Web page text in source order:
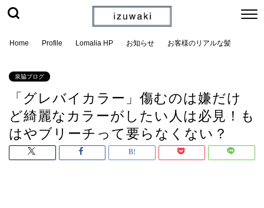
Home Profile Lomalia HP お知らせ お客様のリアルな髪
泉脇ブログ
「グレバイカラー」傷むのは嫌だけ
ど綺麗なカラーがしたい人は必見！も
はやブリーチって要らなくない？